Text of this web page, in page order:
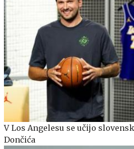
V Los Angelesu se učijo
Dončića